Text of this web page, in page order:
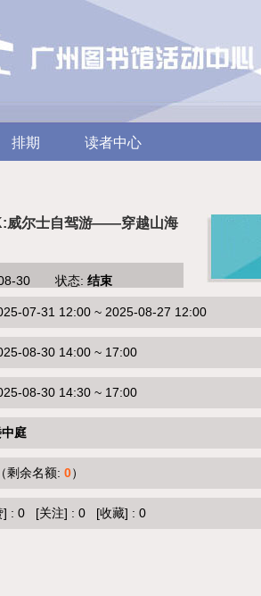
排期 读者中心
威尔士自驾游——穿越山海
08-30 状态: 结束
07-31 12:00 ~ 2025-08-27 12:00
08-30 14:00 ~ 17:00
08-30 14:30 ~ 17:00
庭
剩余名额: 0）
] : 0 [关注] : 0 [收藏] : 0